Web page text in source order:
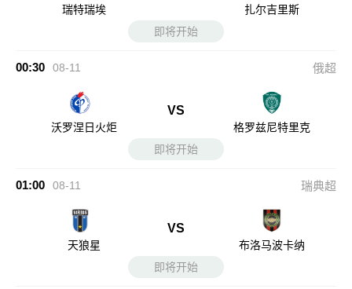
瑞特瑞埃
扎尔吉里斯
即将开始
00:30 08-11 俄超
沃罗涅日火炬
VS
格罗兹尼特里克
即将开始
01:00 08-11 瑞典超
天狼星
VS
布洛马波卡纳
即将开始